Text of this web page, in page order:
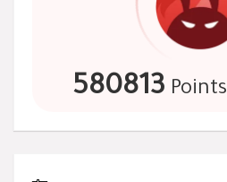
580813 Points